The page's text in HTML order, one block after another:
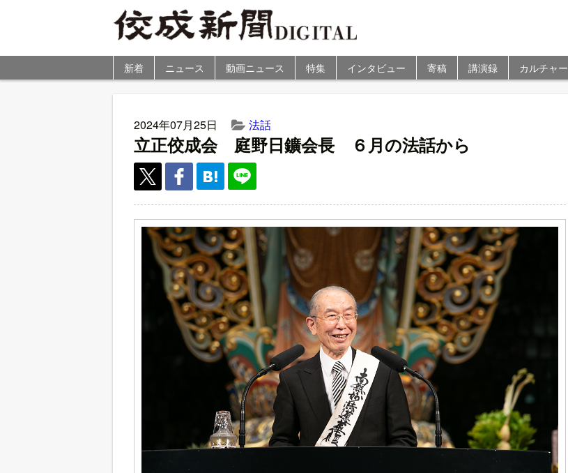
新着 ニュース 動画ニュース 特集 インタビュー 寄稿 講演録 カルチャー
2024年07月25日 法話
立正佼成会 庭野日鑛会長 ６月の法話から